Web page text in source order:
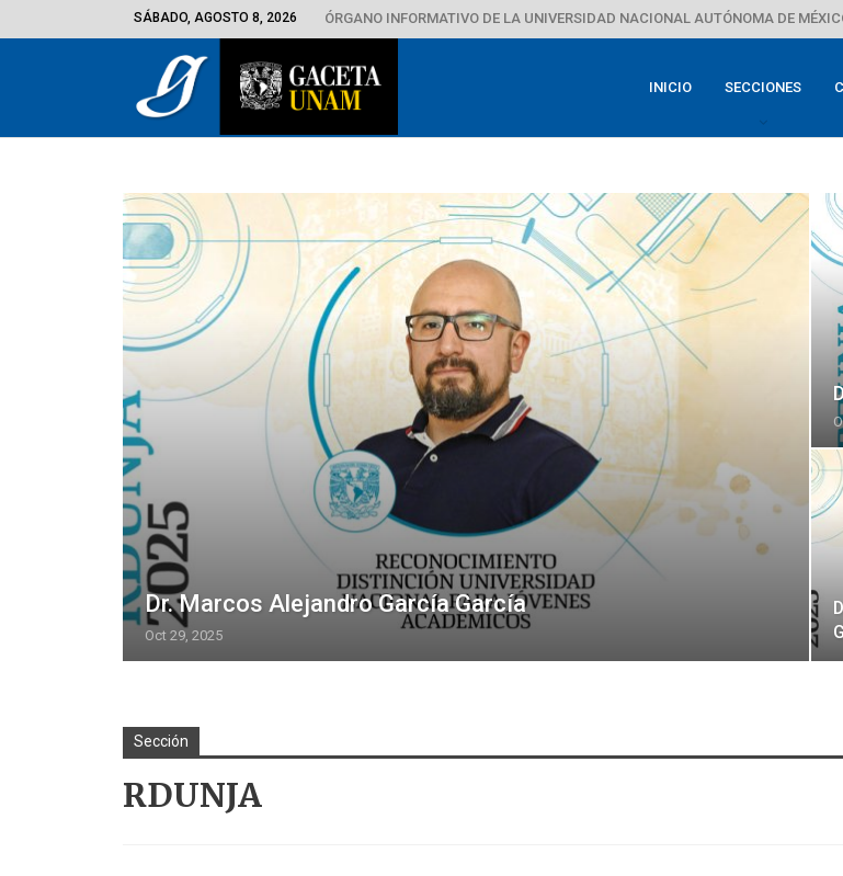
SÁBADO, AGOSTO 8, 2026 ÓRGANO INFORMATIVO DE LA UNIVERSIDAD NACIONAL AUTÓNOMA DE
INICIO SECCIONES
Dr. Marcos Alejandro García García
Oct 29, 2025
Sección
RDUNJA